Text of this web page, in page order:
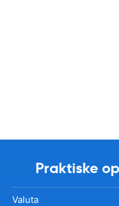
Praktiske
Valuta